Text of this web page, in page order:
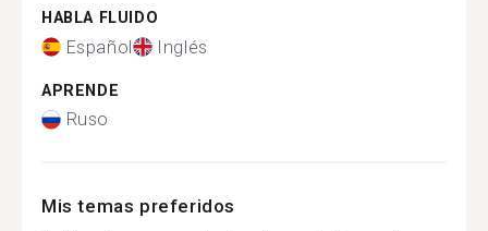
HABLA FLUIDO
Español Inglés
APRENDE
Ruso
Mis temas preferidos